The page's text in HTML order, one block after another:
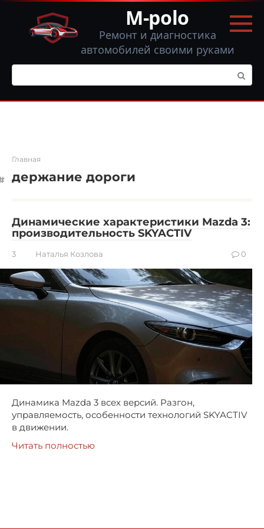
Перейти
контенту
M-polo
Ремонт и диагностика
автомобилей своими руками
Поиск:
Главная
держание дороги
Динамические характеристики Mazda 3:
производительность SKYACTIV
3 Наталья Козлова 0
Динамика Mazda 3 всех версий. Разгон,
управляемость, особенности технологий SKYACTIV
в движении.
Читать полностью